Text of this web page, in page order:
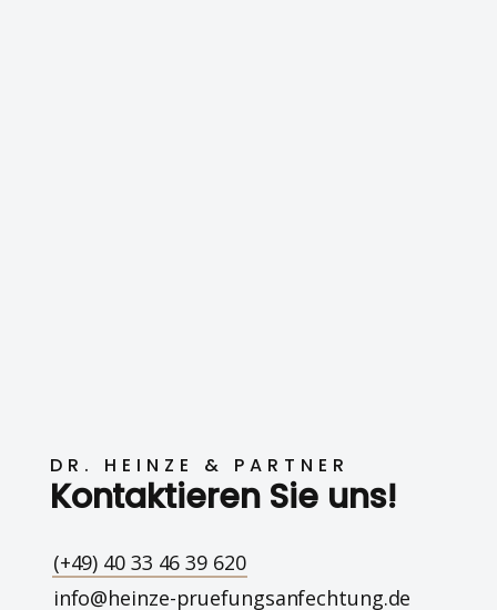
DR. HEINZE & PARTNER
Kontaktieren Sie uns!
(+49) 40 33 46 39 620
info@heinze-pruefungsanfechtung.de